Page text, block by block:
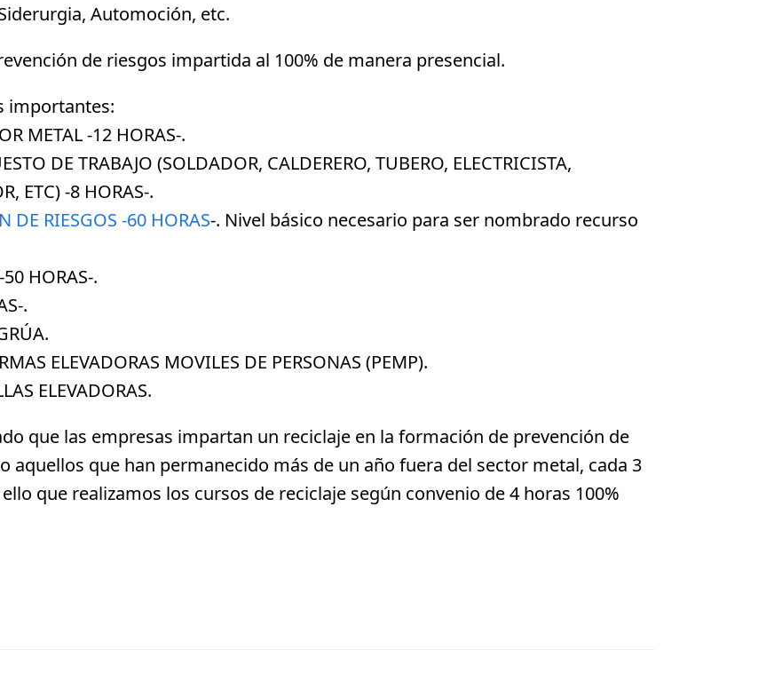
Automoción, etc.
de riesgos impartida al 100% de manera presencial.
importantes:
METAL -12 HORAS-.
DE TRABAJO (SOLDADOR, CALDERERO, TUBERO, ELECTRICISTA,
ETC) -8 HORAS-.
DE RIESGOS -60 HORAS-. Nivel básico necesario para ser nombrado recurso
HORAS-.
.
ELEVADORAS MOVILES DE PERSONAS (PEMP).
ELEVADORAS.
que las empresas impartan un reciclaje en la formación de prevención de
aquellos que han permanecido más de un año fuera del sector metal, cada 3
que realizamos los cursos de reciclaje según convenio de 4 horas 100%